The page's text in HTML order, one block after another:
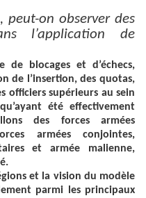
peut-on observer des
l’application de
blocages et d’échecs,
de l’insertion, des quotas,
officiers supérieurs au sein
été effectivement
des forces armées
armées conjointes,
et armée malienne,
et la vision du modèle
parmi les principaux